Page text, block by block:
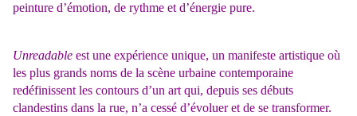
peinture d’émotion, de rythme et d’énergie pure.
Unreadable est une expérience unique, un manifeste artistique où
les plus grands noms de la scène urbaine contemporaine
redéfinissent les contours d’un art qui, depuis ses débuts
clandestins dans la rue, n’a cessé d’évoluer et de se transformer.